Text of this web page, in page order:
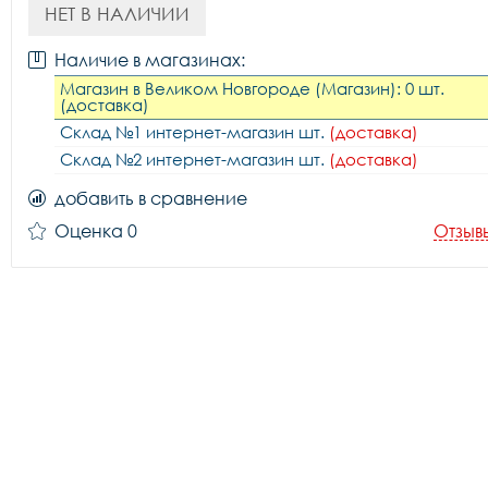
НЕТ В НАЛИЧИИ
Наличие в магазинах:
Магазин в Великом Новгороде (Магазин): 0 шт.
(доставка)
Склад №1 интернет-магазин шт. (доставка)
Склад №2 интернет-магазин шт. (доставка)
добавить в сравнение
Оценка 0